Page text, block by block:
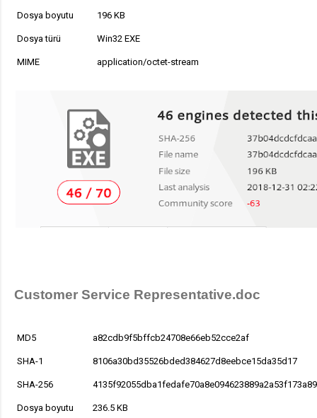
Dosya boyutu 196 KB
Dosya türü Win32 EXE
MIME application/octet-stream
Customer Service Representative.doc
MD5 a82cdb9f5bffcb24708e66eb52cce2af
SHA-1 8106a30bd35526bded384627d8eebce15da35d17
SHA-256
Dosya boyutu 236.5 KB